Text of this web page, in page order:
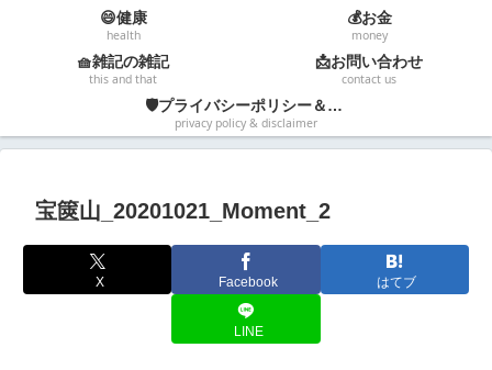
😄健康
health
💰お金
money
🧺雑記の雑記
this and that
📩お問い合わせ
contact us
🛡️プライバシーポリシー＆免責事項
privacy policy & disclaimer
宝篋山_20201021_Moment_2
X Facebook はてブ
LINE